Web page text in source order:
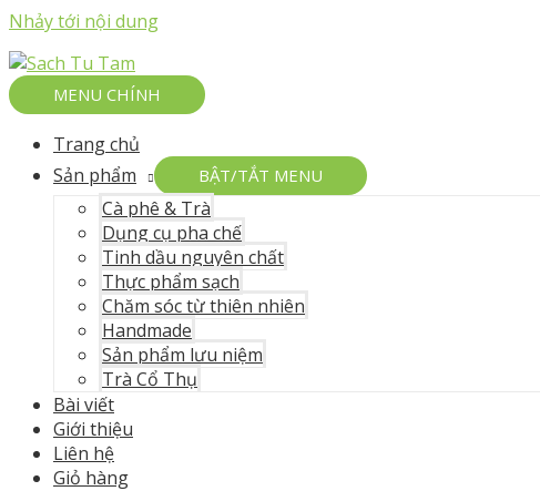
Nhảy tới nội dung
MENU CHÍNH
Trang chủ
Sản phẩm
BẬT/TẮT MENU
Cà phê & Trà
Dụng cụ pha chế
Tinh dầu nguyên chất
Thực phẩm sạch
Chăm sóc từ thiên nhiên
Handmade
Sản phẩm lưu niệm
Trà Cổ Thụ
Bài viết
Giới thiệu
Liên hệ
Giỏ hàng